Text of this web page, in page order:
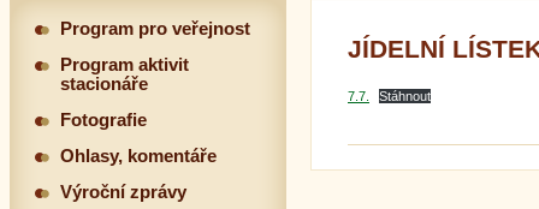
JÍDELNÍ
7.7. Stáhnout
Program pro veřejnost
Program aktivit
stacionáře
Fotografie
Ohlasy, komentáře
Výroční zprávy